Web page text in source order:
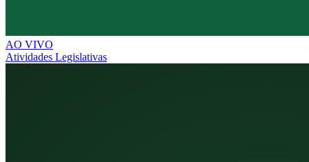
AO VIVO
Atividades Legislativas